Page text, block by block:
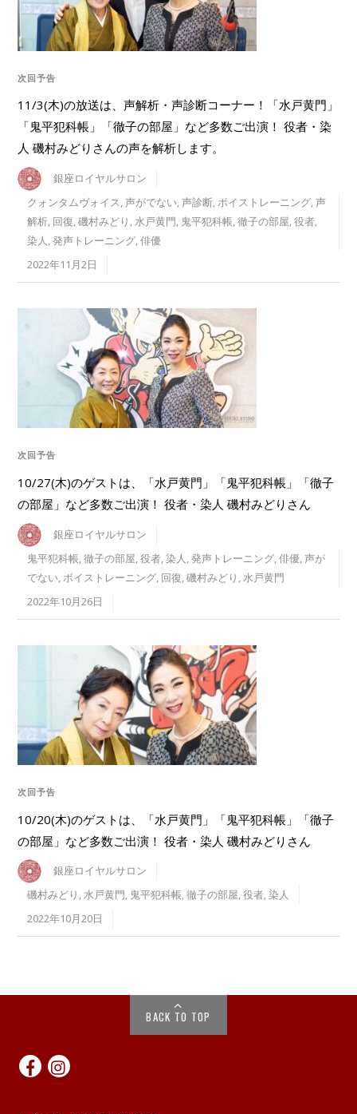
次回予告
11/3(木)の放送は、声解析・声診断コーナー！「水戸黄門」
「鬼平犯科帳」「徹子の部屋」など多数ご出演！ 役者・染
人 磯村みどりさんの声を解析します。
銀座ロイヤルサロン
クォンタムヴォイス,声がでない,声診断,ボイストレーニング,声
解析, 回復,磯村みどり ,水戸黄門, 鬼平犯科帳,徹子の部屋,役者,
染人,発声トレーニング,俳優
2022年11月2日
次回予告
10/27(木)のゲストは、「水戸黄門」「鬼平犯科帳」「徹子
の部屋」など多数ご出演！ 役者・染人 磯村みどりさん
銀座ロイヤルサロン
鬼平犯科帳,徹子の部屋,役者,染人,発声トレーニング,俳優,声が
でない,ボイストレーニング, 回復,磯村みどり ,水戸黄門
2022年10月26日
次回予告
10/20(木)のゲストは、「水戸黄門」「鬼平犯科帳」「徹子
の部屋」など多数ご出演！ 役者・染人 磯村みどりさん
銀座ロイヤルサロン
磯村みどり ,水戸黄門, 鬼平犯科帳,徹子の部屋,役者,染人
2022年10月20日
BACK TO TOP